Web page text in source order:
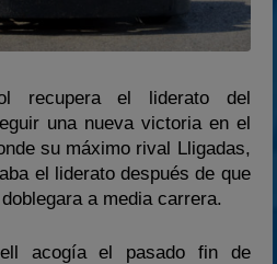
recupera el liderato del
una nueva victoria en el
su máximo rival Lligadas,
el liderato después de que
a media carrera.
acogía el pasado fin de